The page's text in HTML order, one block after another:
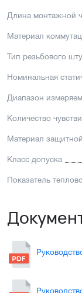
Длина монтажной
Материал
Тип резьбового
Номинальная
Диапазон
Количество
Материал
Класс допуска
Показатель